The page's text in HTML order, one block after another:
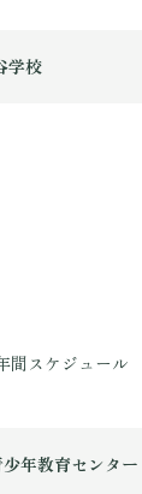
学校
間スケジュール
年教育センター